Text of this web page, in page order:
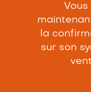
la
sur son